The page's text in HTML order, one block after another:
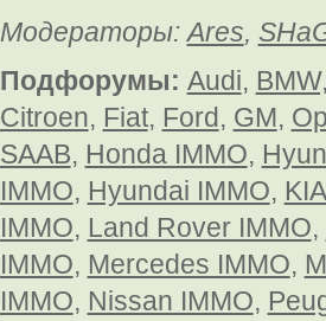
Модераторы:Ares,
Подфорумы: Audi,
Citroen, Fiat, Ford, GM,
SAAB, Honda IMMO,
IMMO, Hyundai IMMO,
IMMO, Land Rover IMMO,
IMMO, Mercedes IMMO,
IMMO, Nissan IMMO,